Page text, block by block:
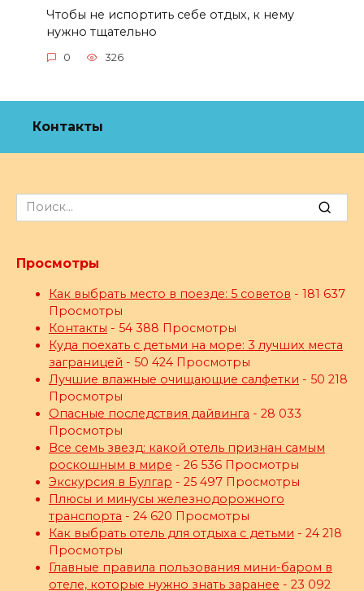
Чтобы не испортить себе отдых, к нему
нужно тщательно
0 326
Контакты
Search
for:
Просмотры
Как выбрать место в поезде: 5 советов - 181 637
Просмотры
Контакты - 54 388 Просмотры
Куда поехать с детьми на море: 3 лучших места
заграницей - 50 424 Просмотры
Лучшие влажные очищающие салфетки - 50 218
Просмотры
Опасные последствия дайвинга - 28 033
Просмотры
Все семь звезд: какой отель признан самым
роскошным в мире - 26 536 Просмотры
Экскурсия в Булгар - 25 497 Просмотры
Плюсы и минусы железнодорожного
транспорта - 24 620 Просмотры
Как выбрать отель для отдыха с детьми - 24 218
Просмотры
Главные правила пользования мини-баром в
отеле, которые нужно знать заранее - 23 092